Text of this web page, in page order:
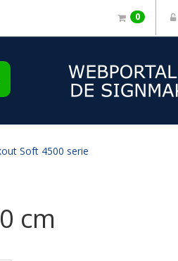
0
Soft 4500 serie
cm